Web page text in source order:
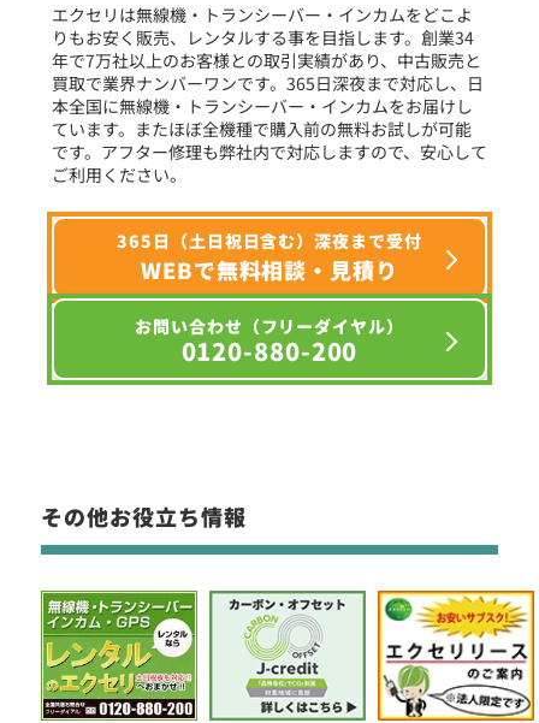
選択条件をリセット
エクセリは無線機・トランシーバー・インカムをどこよ
りもお安く販売、レンタルする事を目指します。創業34
年で7万社以上のお客様との取引実績があり、中古販売と
買取で業界ナンバーワンです。365日深夜まで対応し、日
本全国に無線機・トランシーバー・インカムをお届けし
ています。またほぼ全機種で購入前の無料お試しが可能
です。アフター修理も弊社内で対応しますので、安心して
ご利用ください。
365日（土日祝日含む）深夜まで受付
WEBで無料相談・見積り
お問い合わせ（フリーダイヤル）
0120-880-200
その他お役立ち情報